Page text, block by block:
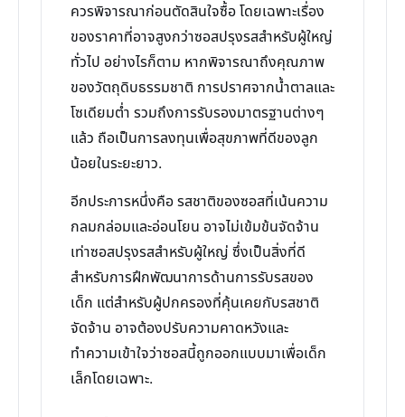
ควรพิจารณาก่อนตัดสินใจซื้อ โดยเฉพาะเรื่อง
ของราคาที่อาจสูงกว่าซอสปรุงรสสำหรับผู้ใหญ่
ทั่วไป อย่างไรก็ตาม หากพิจารณาถึงคุณภาพ
ของวัตถุดิบธรรมชาติ การปราศจากน้ำตาลและ
โซเดียมต่ำ รวมถึงการรับรองมาตรฐานต่างๆ
แล้ว ถือเป็นการลงทุนเพื่อสุขภาพที่ดีของลูก
น้อยในระยะยาว.
อีกประการหนึ่งคือ รสชาติของซอสที่เน้นความ
กลมกล่อมและอ่อนโยน อาจไม่เข้มข้นจัดจ้าน
เท่าซอสปรุงรสสำหรับผู้ใหญ่ ซึ่งเป็นสิ่งที่ดี
สำหรับการฝึกพัฒนาการด้านการรับรสของ
เด็ก แต่สำหรับผู้ปกครองที่คุ้นเคยกับรสชาติ
จัดจ้าน อาจต้องปรับความคาดหวังและ
ทำความเข้าใจว่าซอสนี้ถูกออกแบบมาเพื่อเด็ก
เล็กโดยเฉพาะ.